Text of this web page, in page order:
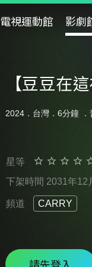
電視運動館 影劇
【豆豆在
2024．台灣．6分鐘 ．
星等
下架時間 2031年12
頻道 CARRY